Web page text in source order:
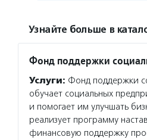
Узнайте больше в
Фонд поддержки
Услуги: Фонд поддержки
обучает социальных
и помогает им улучшать
реализует программу
финансовую поддержку